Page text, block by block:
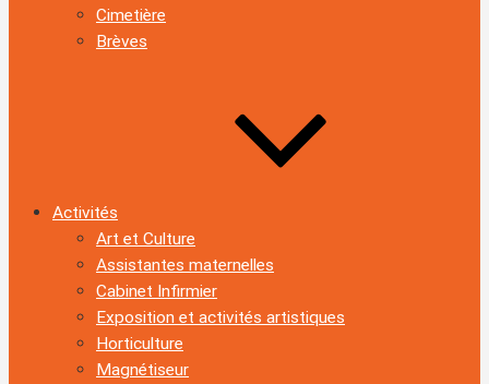
Cimetière
Brèves
Activités
Art et Culture
Assistantes maternelles
Cabinet Infirmier
Exposition et activités artistiques
Horticulture
Magnétiseur